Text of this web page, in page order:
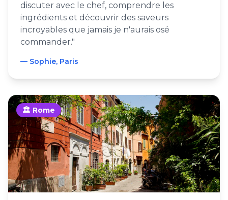
discuter avec le chef, comprendre les
ingrédients et découvrir des saveurs
incroyables que jamais je n'aurais osé
commander."
— Sophie, Paris
🏛️ Rome